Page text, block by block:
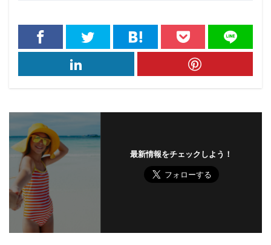
最新情報をチェックしよう！